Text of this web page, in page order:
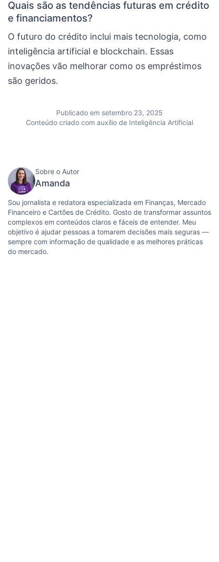
Quais são as tendências futuras em crédito
e financiamentos?
O futuro do crédito inclui mais tecnologia, como
inteligência artificial e blockchain. Essas
inovações vão melhorar como os empréstimos
são geridos.
Publicado em setembro 23, 2025
Conteúdo criado com auxílio de Inteligência Artificial
Sobre o Autor
Amanda
Sou jornalista e redatora especializada em Finanças, Mercado
Financeiro e Cartões de Crédito. Gosto de transformar assuntos
complexos em conteúdos claros e fáceis de entender. Meu
objetivo é ajudar pessoas a tomarem decisões mais seguras —
sempre com informação de qualidade e as melhores práticas
do mercado.